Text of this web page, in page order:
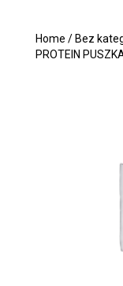
Home / Bez
PROTEIN